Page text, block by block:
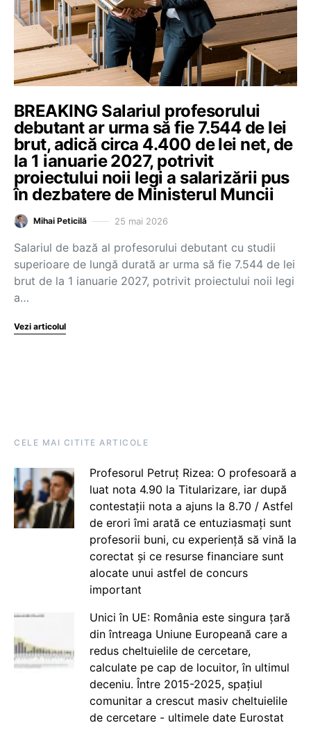
BREAKING Salariul profesorului
debutant ar urma să fie 7.544 de lei
brut, adică circa 4.400 de lei net, de
la 1 ianuarie 2027, potrivit
proiectului noii legi a salarizării pus
în dezbatere de Ministerul Muncii
Mihai Peticilă 25 mai 2026
Salariul de bază al profesorului debutant cu studii
superioare de lungă durată ar urma să fie 7.544 de lei
brut de la 1 ianuarie 2027, potrivit proiectului noii legi
a…
Vezi articolul
CELE MAI CITITE ARTICOLE
Profesorul Petruț Rizea: O profesoară a
luat nota 4.90 la Titularizare, iar după
contestații nota a ajuns la 8.70 / Astfel
de erori îmi arată ce entuziasmați sunt
profesorii buni, cu experiență să vină la
corectat și ce resurse financiare sunt
alocate unui astfel de concurs
important
Unici în UE: România este singura țară
din întreaga Uniune Europeană care a
redus cheltuielile de cercetare,
calculate pe cap de locuitor, în ultimul
deceniu. Între 2015-2025, spațiul
comunitar a crescut masiv cheltuielile
de cercetare - ultimele date Eurostat